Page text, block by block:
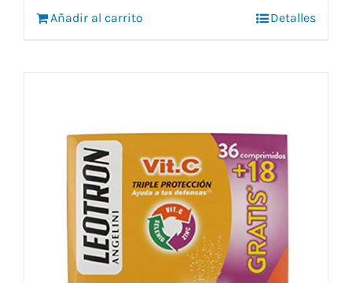
Añadir al carrito Detalles